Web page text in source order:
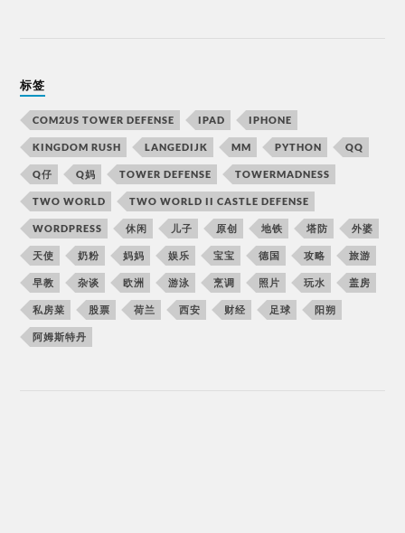
标签
COM2US TOWER DEFENSE IPAD IPHONE
KINGDOM RUSH LANGEDIJK MM PYTHON QQ
Q仔 Q妈 TOWER DEFENSE TOWERMADNESS
TWO WORLD TWO WORLD II CASTLE DEFENSE
WORDPRESS 休闲 儿子 原创 地铁 塔防 外婆
天使 奶粉 妈妈 娱乐 宝宝 德国 攻略 旅游
早教 杂谈 欧洲 游泳 烹调 照片 玩水 盖房
私房菜 股票 荷兰 西安 财经 足球 阳朔
阿姆斯特丹